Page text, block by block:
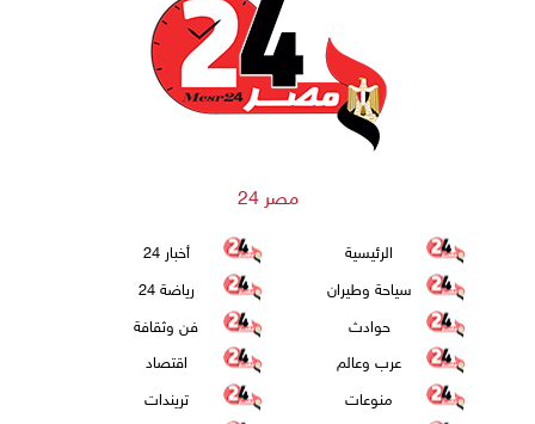
مصر 24
الرئيسية
أخبار 24
سياحة وطيران
رياضة 24
حوادث
فن وثقافة
عرب وعالم
اقتصاد
منوعات
تريندات